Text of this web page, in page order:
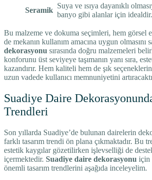
Seramik
Suya ve ısıya dayanıklı
banyo gibi alanlar için idealdir.
Bu malzeme ve dokuma seçimleri, hem görsel
de mekanın kullanım amacına uygun olmasını
dekorasyonu sırasında doğru malzemeleri
konforunu üst seviyeye taşımanın yanı sıra,
kazandırır. Hem kaliteli hem de şık
uzun vadede kullanıcı memnuniyetini
Suadiye Daire
Trendleri
Son yıllarda Suadiye’de bulunan dairelerin
farklı tasarım trendi ön plana çıkmaktadır. Bu
estetik kaygılar gözetilirken işlevselliği de
içermektedir. Suadiye daire dekorasyonu için
önemli tasarım trendlerini aşağıda inceleyelim.